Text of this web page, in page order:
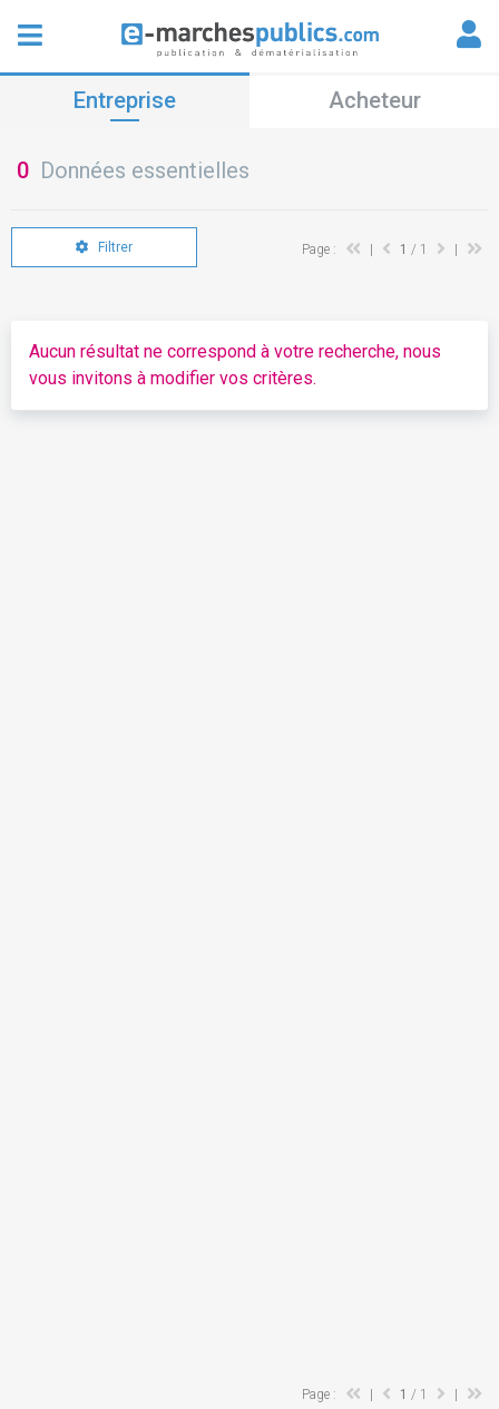
Entreprise Acheteur
0 Données essentielles
Filtrer Page : 1 / 1
Aucun résultat ne correspond à votre recherche, nous
vous invitons à modifier vos critères.
Page : 1 / 1